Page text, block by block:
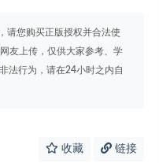
请您购买正版授权并合法使
友上传，仅供大家参考、学
法行为，请在24小时之内自
收藏 链接